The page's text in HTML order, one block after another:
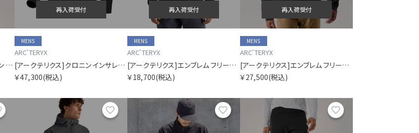
[アークテリクス]クロニン コットン オーバーシャツ メンズ
再入荷受付
MENS
ARC'TERYX
[アークテリクス]クロニン インサレーテッド オーバーシャツ メンズ
￥47,300(税込)
再入荷受付
MENS
ARC'TERYX
[アークテリクス]エンブレム フリース クルー メンズ
￥18,700(税込)
再入荷受付
MENS
ARC'TERYX
[アークテリクス]エンブレム フリース フルジップ フーディ メンズ
￥27,500(税込)